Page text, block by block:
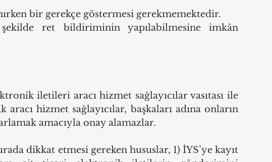
bir gerekçe göstermesi gerekmemektedir.
ret bildiriminin yapılabilmesine imkân
iletileri aracı hizmet sağlayıcılar vasıtası ile
hizmet sağlayıcılar, başkaları adına onların
amacıyla onay alamazlar.
dikkat etmesi gereken hususlar, 1) İYS’ye kayıt